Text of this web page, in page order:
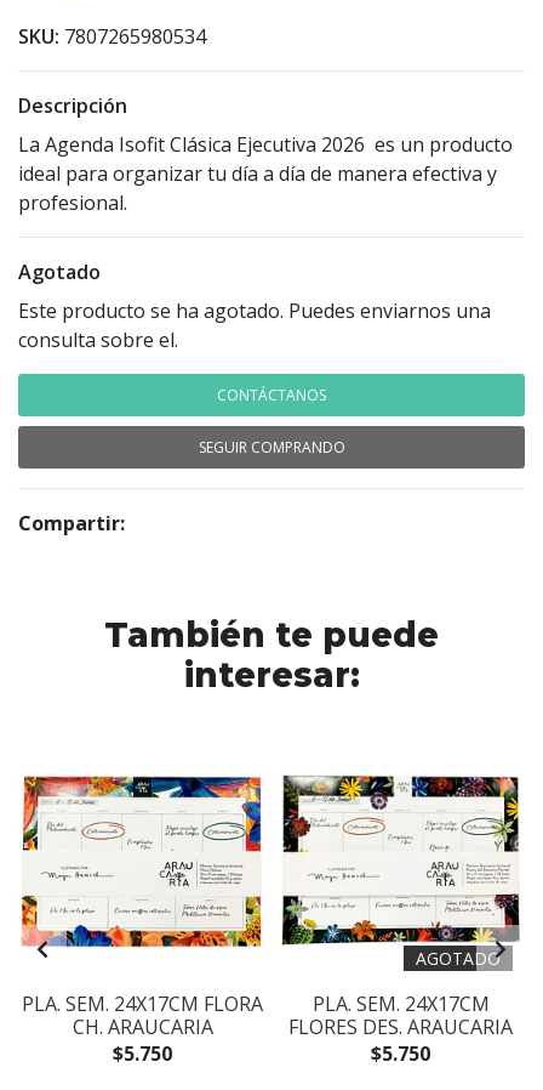
SKU: 7807265980534
Descripción
La Agenda Isofit Clásica Ejecutiva 2026 es un producto
ideal para organizar tu día a día de manera efectiva y
profesional.
Agotado
Este producto se ha agotado. Puedes enviarnos una
consulta sobre el.
CONTÁCTANOS
SEGUIR COMPRANDO
Compartir:
También te puede
interesar:
PLA. SEM. 24X17CM FLORA
CH. ARAUCARIA
$5.750
AGOTADO
PLA. SEM. 24X17CM
FLORES DES. ARAUCARIA
$5.750